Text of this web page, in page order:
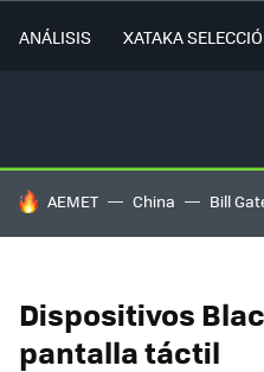
ANÁLISIS XATAKA
HOY SE HABLA DE
AEMET China Bill
Dispositivos
pantalla táctil